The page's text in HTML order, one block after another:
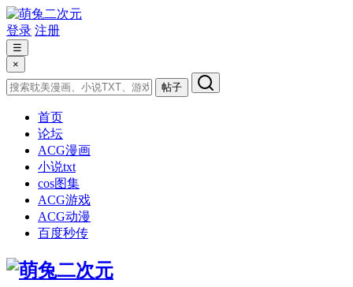
登录 注册
☰
×
帖子
首页
论坛
ACG漫画
小说txt
cos图集
ACG游戏
ACG动漫
百度秒传